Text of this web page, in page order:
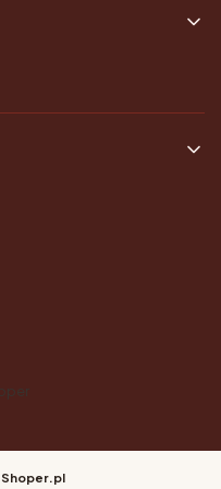
Shoper.pl